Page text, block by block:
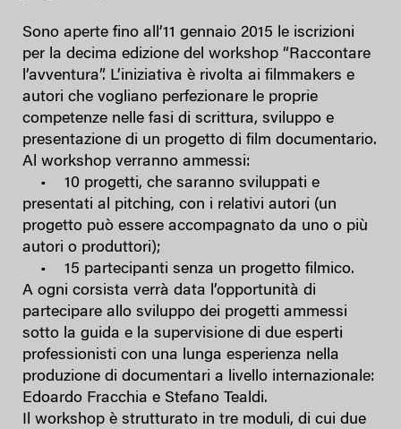
Sono aperte fino all’11 gennaio 2015 le iscrizioni
per la decima edizione del workshop “Raccontare
l’avventura”. L’iniziativa è rivolta ai filmmakers e
autori che vogliano perfezionare le proprie
competenze nelle fasi di scrittura, sviluppo e
presentazione di un progetto di film documentario.
Al workshop verranno ammessi:
• 10 progetti, che saranno sviluppati e
presentati al pitching, con i relativi autori (un
progetto può essere accompagnato da uno o più
autori o produttori);
• 15 partecipanti senza un progetto filmico.
A ogni corsista verrà data l’opportunità di
partecipare allo sviluppo dei progetti ammessi
sotto la guida e la supervisione di due esperti
professionisti con una lunga esperienza nella
produzione di documentari a livello internazionale:
Edoardo Fracchia e Stefano Tealdi.
Il workshop è strutturato in tre moduli, di cui due